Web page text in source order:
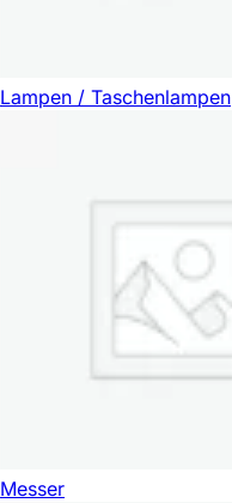
Lampen / Taschenlampen
Messer